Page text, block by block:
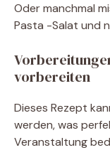
Oder manchmal
Pasta -Salat und
vorbereiten
Dieses Rezept
werden, was
Veranstaltung